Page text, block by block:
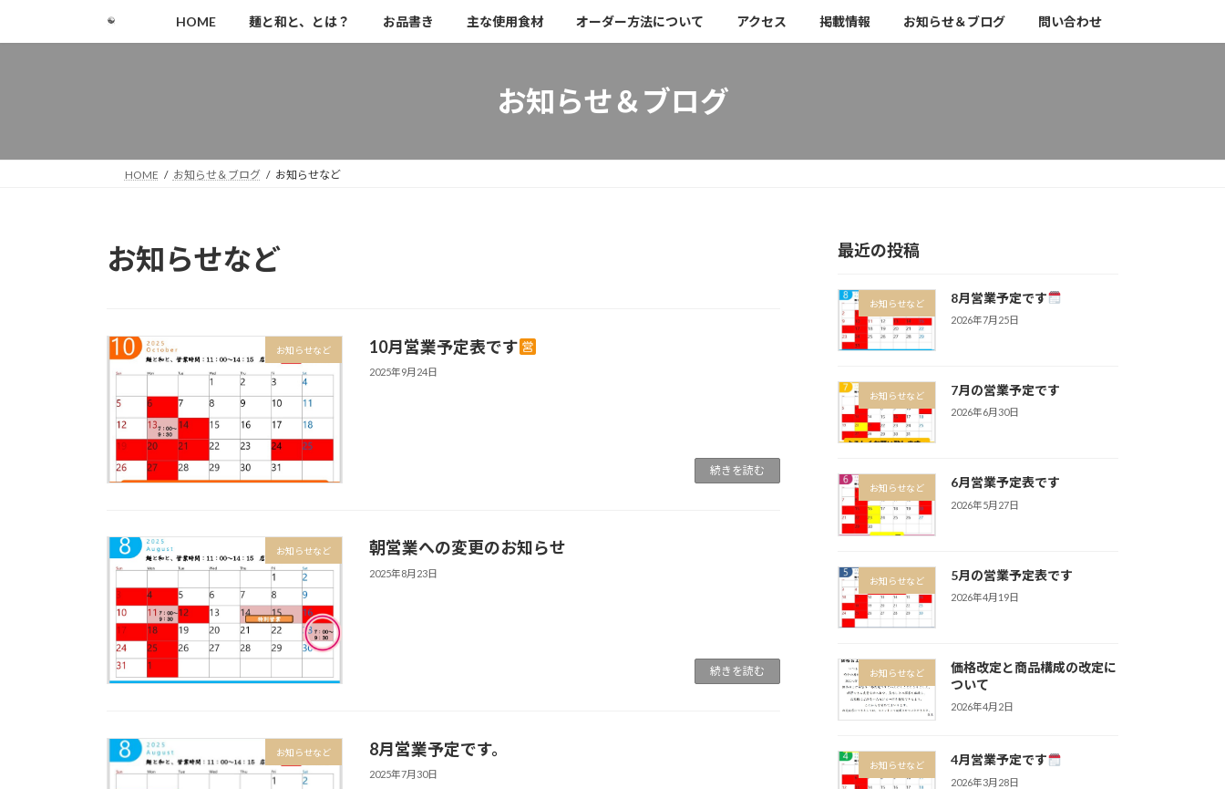
キ
に
HOME 麺と和と、とは？ お品書き 主な使用食材 オーダー方法について アクセス 掲載情報 お知らせ＆ブログ 問い合わせ
お知らせ＆ブログ
HOME お知らせ＆ブログ お知らせなど
お知らせなど
お知らせなど 10月営業予定表です
2025年9月24日
続きを読む
お知らせなど 朝営業への変更のお知らせ
2025年8月23日
続きを読む
お知らせなど 8月営業予定です。
2025年7月30日
最近の投稿
お知らせなど 8月営業予定です
2026年7月25日
お知らせなど 7月の営業予定です
2026年6月30日
お知らせなど 6月営業予定表です
2026年5月27日
お知らせなど 5月の営業予定表です
2026年4月19日
お知らせなど
価格改定と商品構成の改定に
ついて
2026年4月2日
お知らせなど 4月営業予定です
2026年3月28日